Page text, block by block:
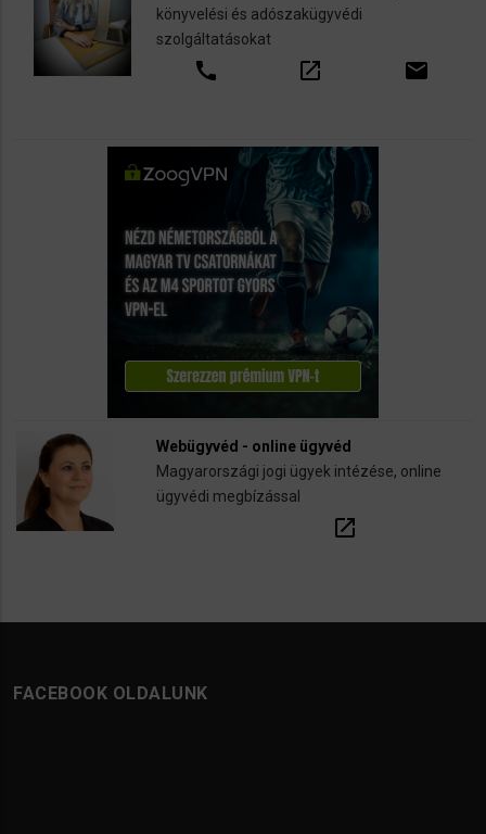
könyvelési és adószakügyvédi
szolgáltatásokat
call open_in_new email
Webügyvéd - online ügyvéd
Magyarországi jogi ügyek intézése, online
ügyvédi megbízással
open_in_new
FACEBOOK OLDALUNK